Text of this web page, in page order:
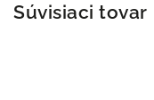
Súvisiaci tovar